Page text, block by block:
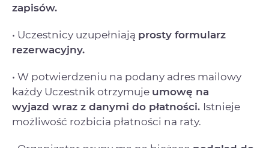
zapisów.
• Uczestnicy uzupełniają prosty formularz
rezerwacyjny.
• W potwierdzeniu na podany adres mailowy
każdy Uczestnik otrzymuje umowę na
wyjazd wraz z danymi do płatności. Istnieje
możliwość rozbicia płatności na raty.